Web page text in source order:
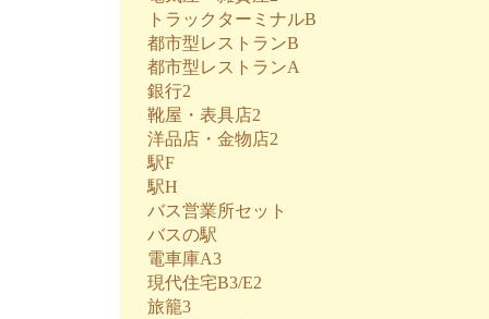
トラックターミナルB
都市型レストランB
都市型レストランA
銀行2
靴屋・表具店2
洋品店・金物店2
駅F
駅H
バス営業所セット
バスの駅
電車庫A3
現代住宅B3/E2
旅籠3